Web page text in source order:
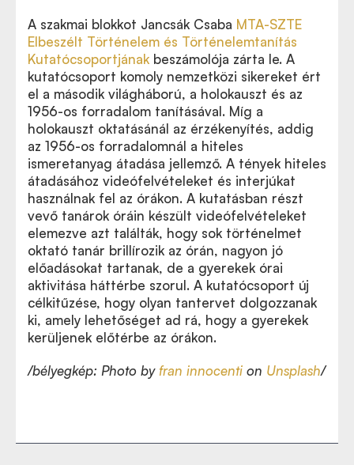
A szakmai blokkot Jancsák Csaba MTA-SZTE
Elbeszélt Történelem és Történelemtanítás
Kutatócsoportjának beszámolója zárta le. A
kutatócsoport komoly nemzetközi sikereket ért
el a második világháború, a holokauszt és az
1956-os forradalom tanításával. Míg a
holokauszt oktatásánál az érzékenyítés, addig
az 1956-os forradalomnál a hiteles
ismeretanyag átadása jellemző. A tények hiteles
átadásához videófelvételeket és interjúkat
használnak fel az órákon. A kutatásban részt
vevő tanárok óráin készült videófelvételeket
elemezve azt találták, hogy sok történelmet
oktató tanár brillírozik az órán, nagyon jó
előadásokat tartanak, de a gyerekek órai
aktivitása háttérbe szorul. A kutatócsoport új
célkitűzése, hogy olyan tantervet dolgozzanak
ki, amely lehetőséget ad rá, hogy a gyerekek
kerüljenek előtérbe az órákon.
/bélyegkép: Photo byfran innocenti on Unsplash/